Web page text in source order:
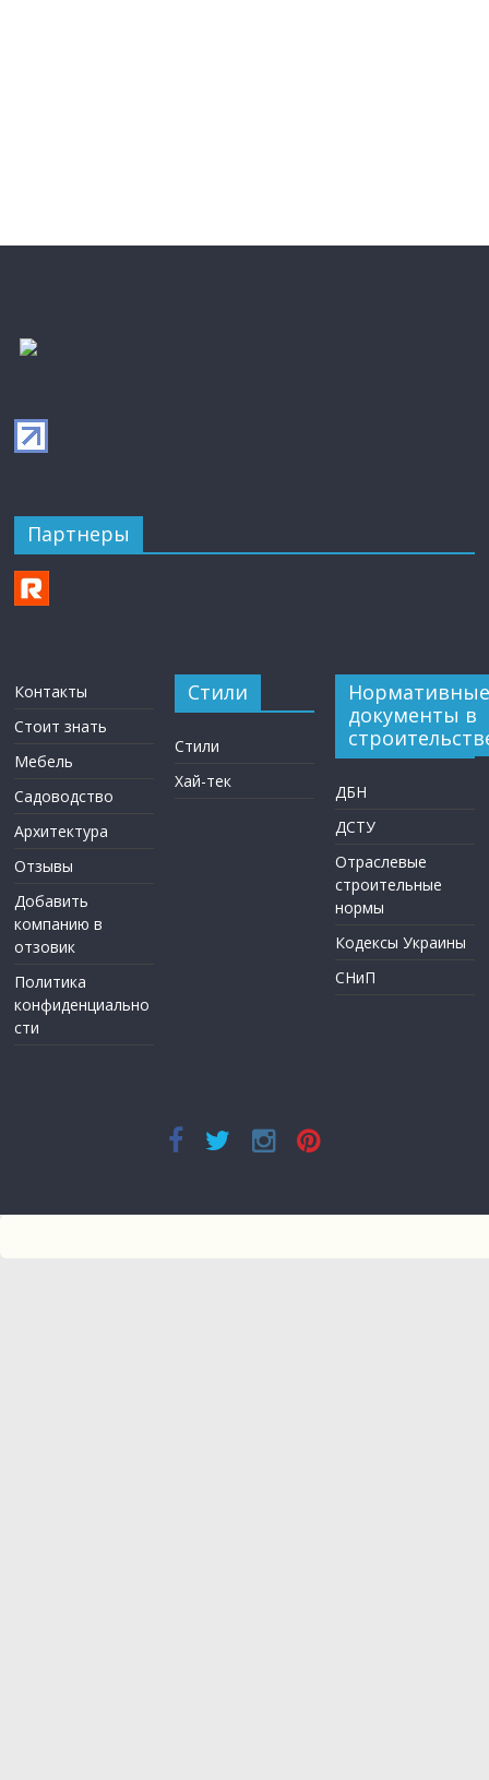
Партнеры
Контакты
Стоит знать
Мебель
Садоводство
Архитектура
Отзывы
Добавить
компанию в
отзовик
Политика
конфиденциально
сти
Стили
Стили
Хай-тек
Нормативные
документы в
ДБН
ДСТУ
Отраслевые
строительные
нормы
Кодексы Украины
СНиП